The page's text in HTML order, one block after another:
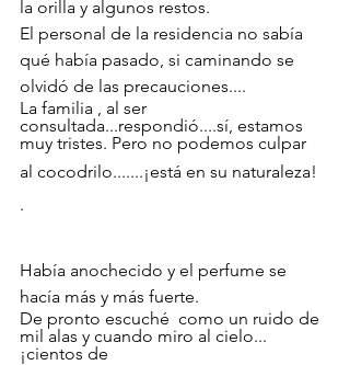
la orilla y algunos restos.
El personal de la residencia no sabía
qué había pasado, si caminando se
olvidó de las precauciones....
La familia , al ser
consultada...respondió....sí, estamos
muy tristes. Pero no podemos culpar
al cocodrilo.......¡está en su naturaleza!
.
Había anochecido y el perfume se
hacía más y más fuerte.
De pronto escuché  como un ruido de
mil alas y cuando miro al cielo...
¡cientos de